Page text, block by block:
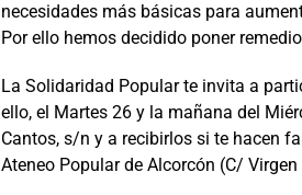
necesidades más básicas para
Por ello hemos decidido poner
La Solidaridad Popular te invita a
ello, el Martes 26 y la mañana del
Cantos, s/n y a recibirlos si te hacen
Ateneo Popular de Alcorcón (C/ Virgen